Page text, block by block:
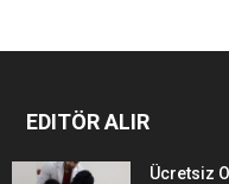
EDITÖR ALIR
Ücretsiz